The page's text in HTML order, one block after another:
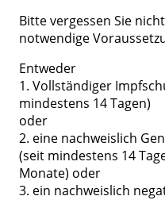
Bitte vergessen Sie
notwendige
Entweder
1. Vollständiger
mindestens 14 Tagen)
oder
2. eine nachweislich
(seit mindestens 14
Monate) oder
3. ein nachweislich